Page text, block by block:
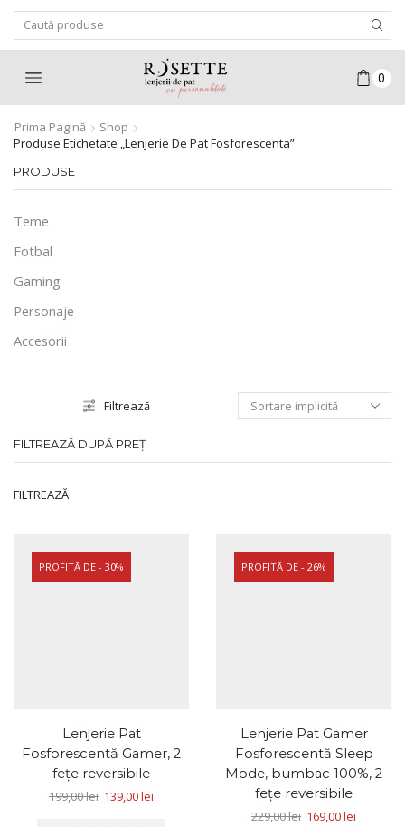
Input
0
Prima Pagină
Shop
Produse Etichetate „lenjerie De Pat Fosforescenta”
Filtrează
FILTREAZĂ DUPĂ PREȚ
FILTREAZĂ
PROFITĂ DE - 30%
Lenjerie Pat
Fosforescentă Gamer, 2
fețe reversibile
199,00lei 139,00lei
PROFITĂ DE - 26%
Lenjerie Pat Gamer
Fosforescentă Sleep
Mode, bumbac 100%, 2
fețe reversibile
229,00lei 169,00lei
PRODUSE
Teme
Fotbal
Gaming
Personaje
Accesorii